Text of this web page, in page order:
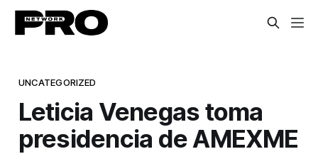
UNCATEGORIZED
Leticia Venegas toma
presidencia de AMEXME